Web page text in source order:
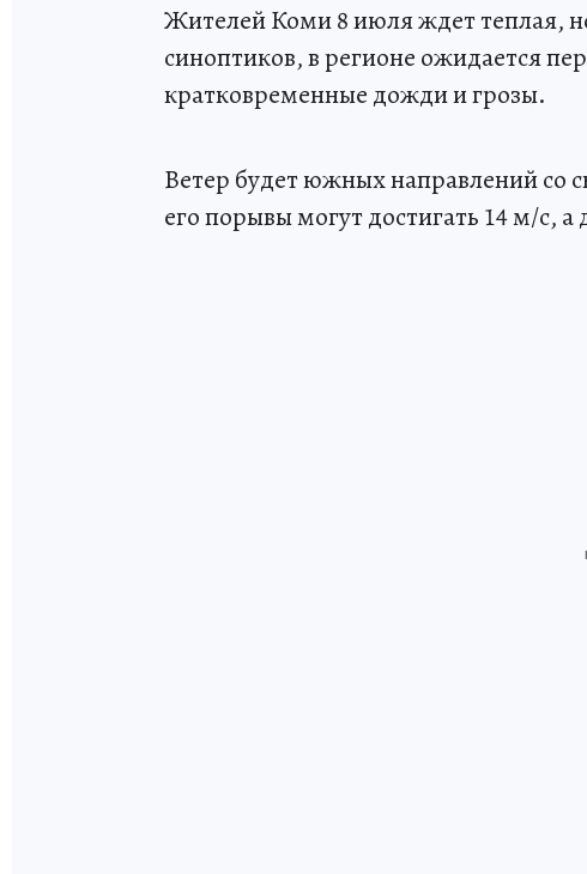
Жителей Коми 8 июля ждет теплая,
синоптиков, в регионе ожидается
кратковременные дожди и грозы.
Ветер будет южных направлений со
его порывы могут достигать 14 м/с,